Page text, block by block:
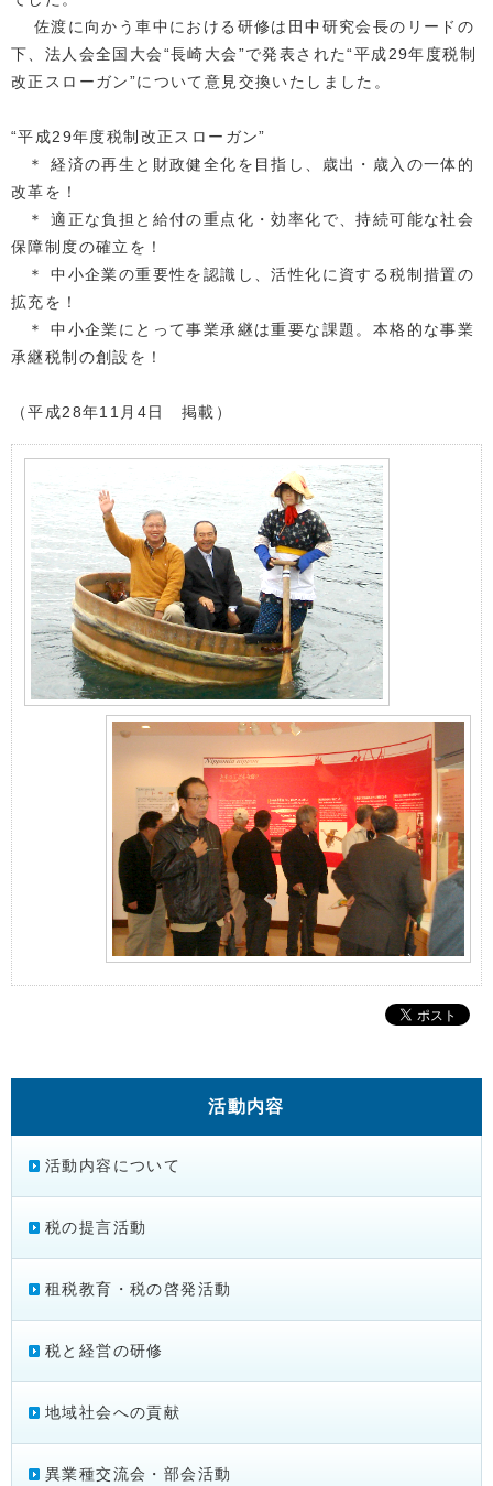
佐渡に向かう車中における研修は田中研究会長のリードの
下、法人会全国大会“長崎大会”で発表された“平成29年度税制
改正スローガン”について意見交換いたしました。
“平成29年度税制改正スローガン”
＊ 経済の再生と財政健全化を目指し、歳出・歳入の一体的
改革を！
＊ 適正な負担と給付の重点化・効率化で、持続可能な社会
保障制度の確立を！
＊ 中小企業の重要性を認識し、活性化に資する税制措置の
拡充を！
＊ 中小企業にとって事業承継は重要な課題。本格的な事業
承継税制の創設を！
（平成28年11月4日 掲載）
活動内容
活動内容について
税の提言活動
租税教育・税の啓発活動
税と経営の研修
地域社会への貢献
異業種交流会・部会活動